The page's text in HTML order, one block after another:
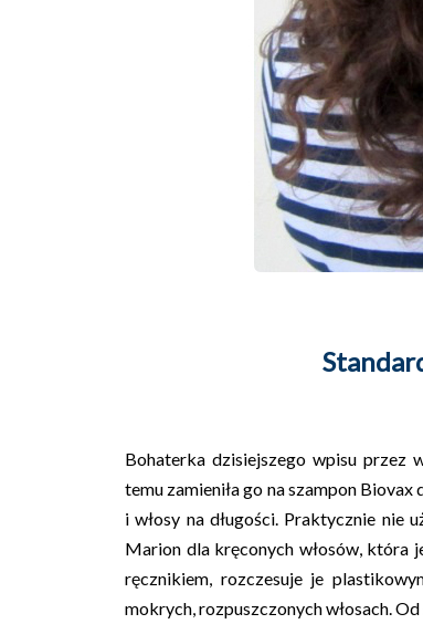
Bohaterka dzisiejszego wpisu przez
temu zamieniła go na szampon
i włosy na długości. Praktycznie nie
Marion dla kręconych włosów, która
ręcznikiem, rozczesuje je
mokrych, rozpuszczonych włosach.